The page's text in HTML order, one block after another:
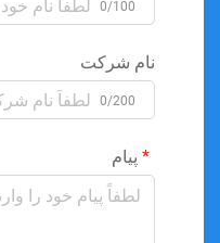
0/100
نام شرکت
0/200
پیام